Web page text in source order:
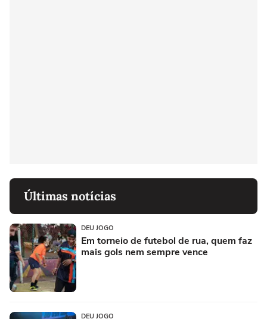
Últimas notícias
DEU JOGO
Em torneio de futebol de rua, quem faz
mais gols nem sempre vence
DEU JOGO